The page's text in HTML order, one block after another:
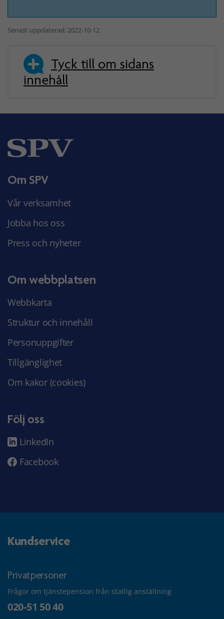
Senast uppdaterad: 2022-10-12
Tyck till om sidans
innehåll
Om SPV
Vår verksamhet
Jobba hos oss
Press och nyheter
Om webbplatsen
Webbkarta
Struktur och innehåll
Personuppgifter
Tillgänglighet
Om kakor (cookies)
Följ oss
LinkedIn
Facebook
Kundservice
Privatpersoner
Frågor om tjänstepension från statlig anställning
020-51 50 40